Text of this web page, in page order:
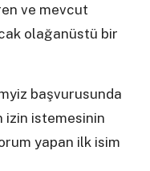
ve mevcut
olağanüstü bir
başvurusunda
izin istemesinin
yapan ilk isim